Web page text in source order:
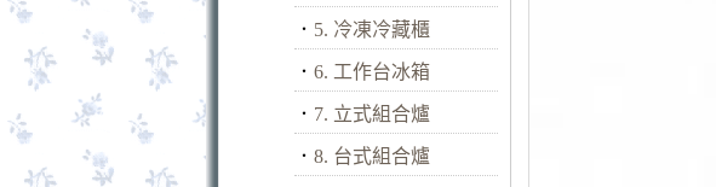
． 5. 冷凍冷藏櫃
． 6. 工作台冰箱
． 7. 立式組合爐
． 8. 台式組合爐